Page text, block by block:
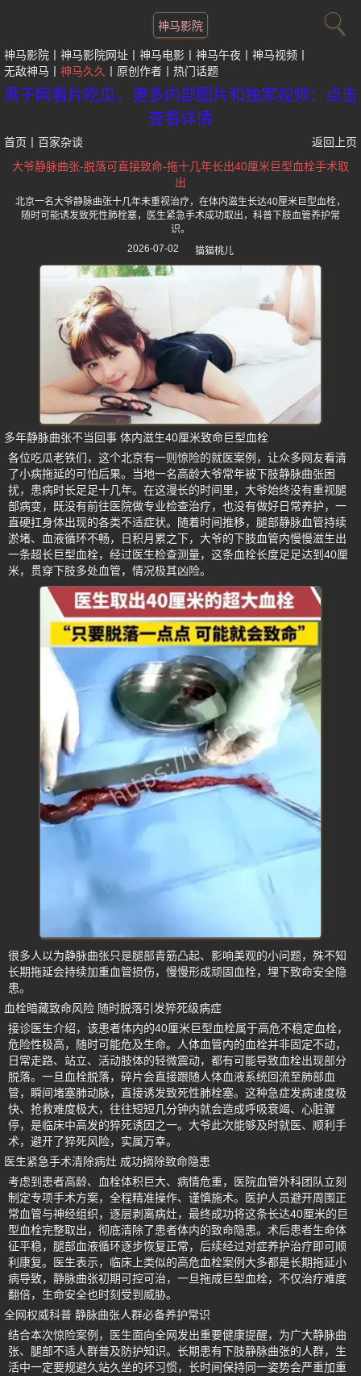
神马影院
神马影院 神马影院网址 神马电影 神马午夜
神马视频
无敌神马
神马久久 原创作者 热门话题
黑子网看片吃瓜，更多内部图片和独家视频：点击
查看详情
首页 百家杂谈
返回上页
大爷静脉曲张-脱落可直接致命-拖十几年长出40厘米巨型血栓手术取
出
北京一名大爷静脉曲张十几年未重视治疗，在体内滋生长达40厘米巨型血栓，
随时可能诱发致死性肺栓塞，医生紧急手术成功取出，科普下肢血管养护常
识。
2026-07-02
猫猫桃儿
多年静脉曲张不当回事 体内滋生40厘米致命巨型血栓
各位吃瓜老铁们，这个北京有一则惊险的就医案例，让众多网友看清
了小病拖延的可怕后果。当地一名高龄大爷常年被下肢静脉曲张困
扰，患病时长足足十几年。在这漫长的时间里，大爷始终没有重视腿
部病变，既没有前往医院做专业检查治疗，也没有做好日常养护，一
直硬扛身体出现的各类不适症状。随着时间推移，腿部静脉血管持续
淤堵、血液循环不畅，日积月累之下，大爷的下肢血管内慢慢滋生出
一条超长巨型血栓，经过医生检查测量，这条血栓长度足足达到40厘
米，贯穿下肢多处血管，情况极其凶险。
很多人以为静脉曲张只是腿部青筋凸起、影响美观的小问题，殊不知
长期拖延会持续加重血管损伤，慢慢形成顽固血栓，埋下致命安全隐
患。
血栓暗藏致命风险 随时脱落引发猝死级病症
接诊医生介绍，该患者体内的40厘米巨型血栓属于高危不稳定血栓，
危险性极高，随时可能危及生命。人体血管内的血栓并非固定不动，
日常走路、站立、活动肢体的轻微震动，都有可能导致血栓出现部分
脱落。一旦血栓脱落，碎片会直接跟随人体血液系统回流至肺部血
管，瞬间堵塞肺动脉，直接诱发致死性肺栓塞。这种急症发病速度极
快、抢救难度极大，往往短短几分钟内就会造成呼吸衰竭、心脏骤
停，是临床中高发的猝死诱因之一。大爷此次能够及时就医、顺利手
术，避开了猝死风险，实属万幸。
医生紧急手术清除病灶 成功摘除致命隐患
考虑到患者高龄、血栓体积巨大、病情危重，医院血管外科团队立刻
制定专项手术方案，全程精准操作、谨慎施术。医护人员避开周围正
常血管与神经组织，逐层剥离病灶，最终成功将这条长达40厘米的巨
型血栓完整取出，彻底清除了患者体内的致命隐患。术后患者生命体
征平稳，腿部血液循环逐步恢复正常，后续经过对症养护治疗即可顺
利康复。医生表示，临床上类似的高危血栓案例大多都是长期拖延小
病导致，静脉曲张初期可控可治，一旦拖成巨型血栓，不仅治疗难度
翻倍，生命安全也时刻受到威胁。
全网权威科普 静脉曲张人群必备养护常识
结合本次惊险案例，医生面向全网发出重要健康提醒，为广大静脉曲
张、腿部不适人群普及防护知识。长期患有下肢静脉曲张的人群，生
活中一定要规避久站久坐的坏习惯，长时间保持同一姿势会严重加重